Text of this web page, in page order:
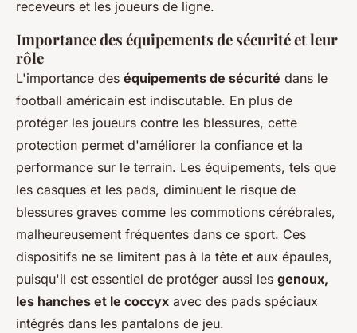
receveurs et les joueurs de ligne.
Importance des équipements de sécurité et leur
rôle
L'importance des équipements de sécurité dans le
football américain est indiscutable. En plus de
protéger les joueurs contre les blessures, cette
protection permet d'améliorer la confiance et la
performance sur le terrain. Les équipements, tels que
les casques et les pads, diminuent le risque de
blessures graves comme les commotions cérébrales,
malheureusement fréquentes dans ce sport. Ces
dispositifs ne se limitent pas à la tête et aux épaules,
puisqu'il est essentiel de protéger aussi les genoux,
les hanches et le coccyx avec des pads spéciaux
intégrés dans les pantalons de jeu.